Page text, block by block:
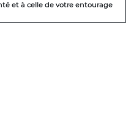
et à celle de votre entourage